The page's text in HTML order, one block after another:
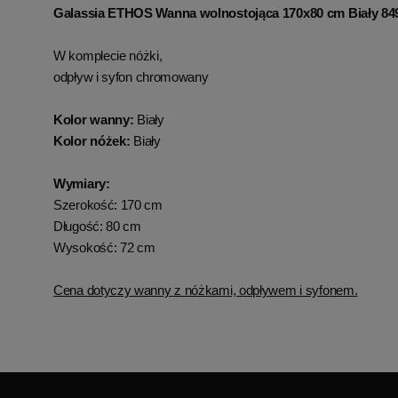
Galassia ETHOS Wanna wolnostojąca 170x80 cm Biały
W komplecie nóżki,
odpływ i syfon chromowany
Kolor wanny: Biały
Kolor nóżek: Biały
Wymiary:
Szerokość: 170 cm
Długość: 80 cm
Wysokość: 72 cm
Cena dotyczy wanny z nóżkami, odpływem i syfonem.